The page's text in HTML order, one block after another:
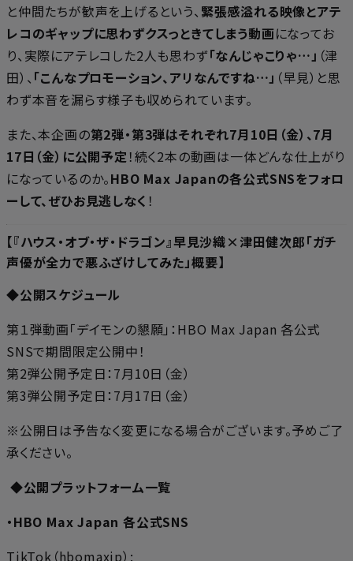
と仲間たちが歓声を上げるという、 緊張感溢れる映像とアテ
レコのギャップに思わずクスっときてしまう動画になってお
り、実際にアテレコした2人も思わず「なんじゃこりゃ…」 （津
田）、 「こんなプロモーション、アリなんですね…」 （早見）と思
わず本音を漏らす様子も収められています。
また、本企画の第2弾・第3弾はそれぞれ7月10日（金）、7月
17日（金）に公開予定！続く2本の動画は一体どんな仕上がり
になっているのか。HBO Max Japanの各公式SNSをフォロ
ーして、ぜひお見逃しなく ！
【『ハウス・オブ・ザ・ドラゴン』早見沙織×津田健次郎「ガチ
声優が全力で悪ふざけしてみた」概要】
◆公開スケジュール
第１弾動画「デイモンの懇願」：HBO Max Japan 各公式
SNSで期間限定公開中！
第2弾公開予定日：7月10日（金）
第3弾公開予定日：7月17日（金）
※公開日は予告なく変更になる場合がございます。予めご了
承ください。
◆公開プラットフォーム一覧
・HBO Max Japan 各公式SNS
TikTok（hbomaxjp）: